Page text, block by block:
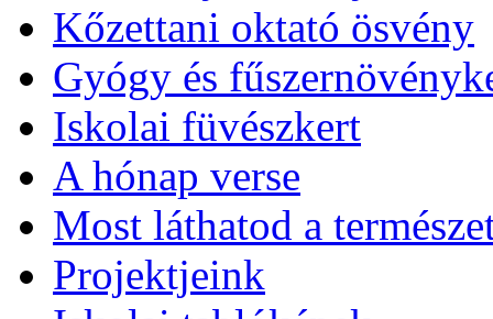
Kőzettani oktató ösvény
Gyógy és
Iskolai füvészkert
A hónap verse
Most láthatod a
Projektjeink